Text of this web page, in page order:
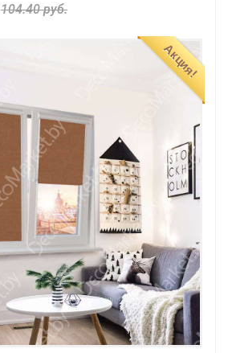
104.40 руб.
Акция!